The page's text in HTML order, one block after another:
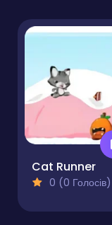
Cat Runner
0 (0 Голосів)